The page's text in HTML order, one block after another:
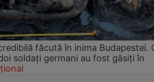
făcută în inima Budapestei.
soldați germani au fost găsiți în